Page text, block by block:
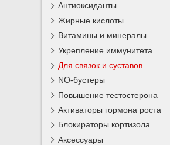
Антиоксиданты
Жирные кислоты
Витамины и минералы
Укрепление иммунитета
Для связок и суставов
NO-бустеры
Повышение тестостерона
Активаторы гормона роста
Блокираторы кортизола
Аксессуары